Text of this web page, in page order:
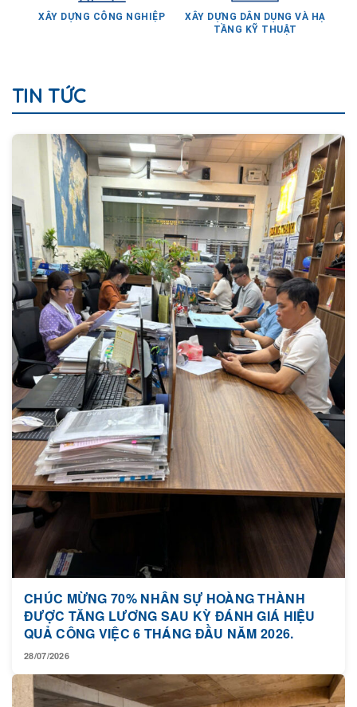
CHÚC MỪNG 70% NHÂN SỰ HOÀNG THÀNH
ĐƯỢC TĂNG LƯƠNG SAU KỲ ĐÁNH GIÁ HIỆU
QUẢ CÔNG VIỆC 6 THÁNG ĐẦU NĂM 2026.
28/07/2026